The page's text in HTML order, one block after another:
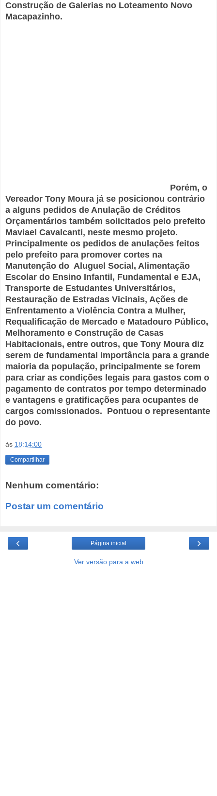
Construção de Galerias no Loteamento Novo
Macapazinho.
Porém, o
Vereador Tony Moura já se posicionou contrário
a alguns pedidos de Anulação de Créditos
Orçamentários também solicitados pelo prefeito
Maviael Cavalcanti, neste mesmo projeto.
Principalmente os pedidos de anulações feitos
pelo prefeito para promover cortes na
Manutenção do Aluguel Social, Alimentação
Escolar do Ensino Infantil, Fundamental e EJA,
Transporte de Estudantes Universitários,
Restauração de Estradas Vicinais, Ações de
Enfrentamento a Violência Contra a Mulher,
Requalificação de Mercado e Matadouro Público,
Melhoramento e Construção de Casas
Habitacionais, entre outros, que Tony Moura diz
serem de fundamental importância para a grande
maioria da população, principalmente se forem
para criar as condições legais para gastos com o
pagamento de contratos por tempo determinado
e vantagens e gratificações para ocupantes de
cargos comissionados. Pontuou o representante
do povo.
às 18:14:00
Compartilhar
Nenhum comentário:
Postar um comentário
‹ ›
Página inicial
Ver versão para a web